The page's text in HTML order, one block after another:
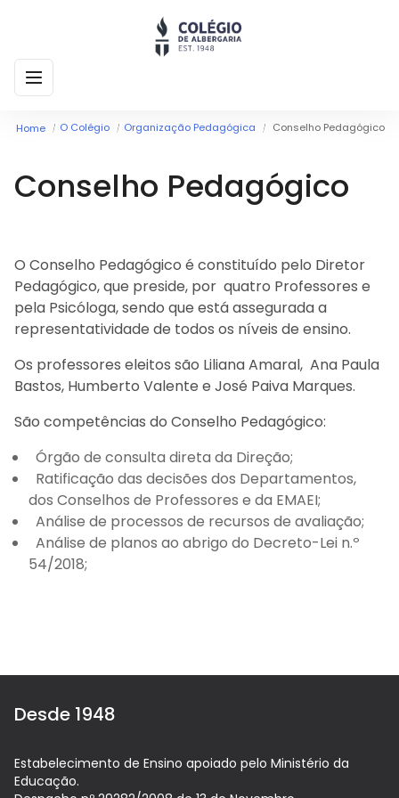
Porquê o Colégio de
Oferta pedagógica
Organização
Pedagógica
Documentos
estruturantes
História
Comunicados
Tabela de Preços
Viver as férias 2025
COMUNIDADE
Alunos
Docentes
Ementas Semanais
Projetos & Clubes
Perguntas Frequentes
Jornal Digital
Contactos
Matrículas
Política de privacidade
Inovar
Home O Colégio Organização Pedagógica Conselho Pedagógico
Conselho Pedagógico
O Conselho Pedagógico é constituído pelo Diretor
Pedagógico, que preside, por quatro Professores e
pela Psicóloga, sendo que está assegurada a
representatividade de todos os níveis de ensino.
Os professores eleitos são Liliana Amaral, Ana Paula
Bastos, Humberto Valente e José Paiva Marques.
São competências do Conselho Pedagógico:
Órgão de consulta direta da Direção;
Ratificação das decisões dos Departamentos,
dos Conselhos de Professores e da EMAEI;
Análise de processos de recursos de avaliação;
Análise de planos ao abrigo do Decreto-Lei n.º
54/2018;
Desde 1948
Estabelecimento de Ensino apoiado pelo Ministério da
Educação.